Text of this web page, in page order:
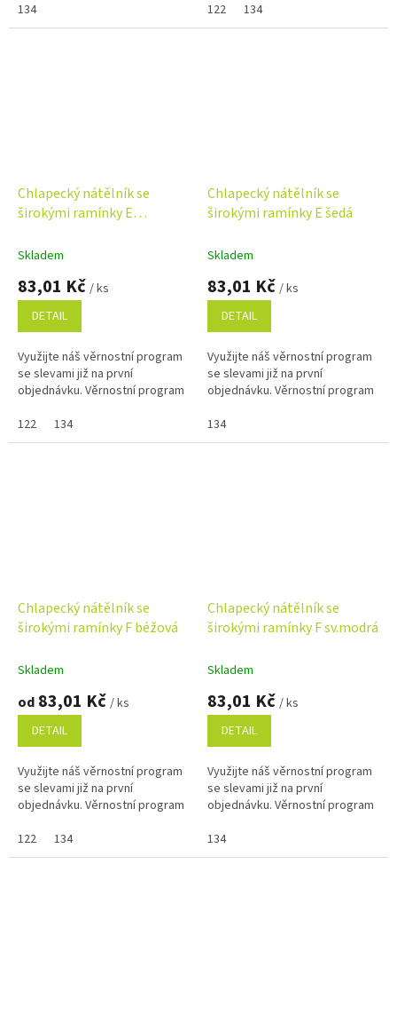
134
122
134
Chlapecký nátělník se
širokými ramínky E
Skladem
83,01 Kč / ks
DETAIL
Využijte náš věrnostní program
se slevami již na první
objednávku. Věrnostní program
122
134
Chlapecký nátělník se
širokými ramínky E šedá
Skladem
83,01 Kč / ks
DETAIL
Využijte náš věrnostní program
se slevami již na první
objednávku. Věrnostní program
134
Chlapecký nátělník se
širokými ramínky F béžová
Skladem
od 83,01 Kč / ks
DETAIL
Využijte náš věrnostní program
se slevami již na první
objednávku. Věrnostní program
122
134
Chlapecký nátělník se
širokými ramínky F sv.modrá
Skladem
83,01 Kč / ks
DETAIL
Využijte náš věrnostní program
se slevami již na první
objednávku. Věrnostní program
134